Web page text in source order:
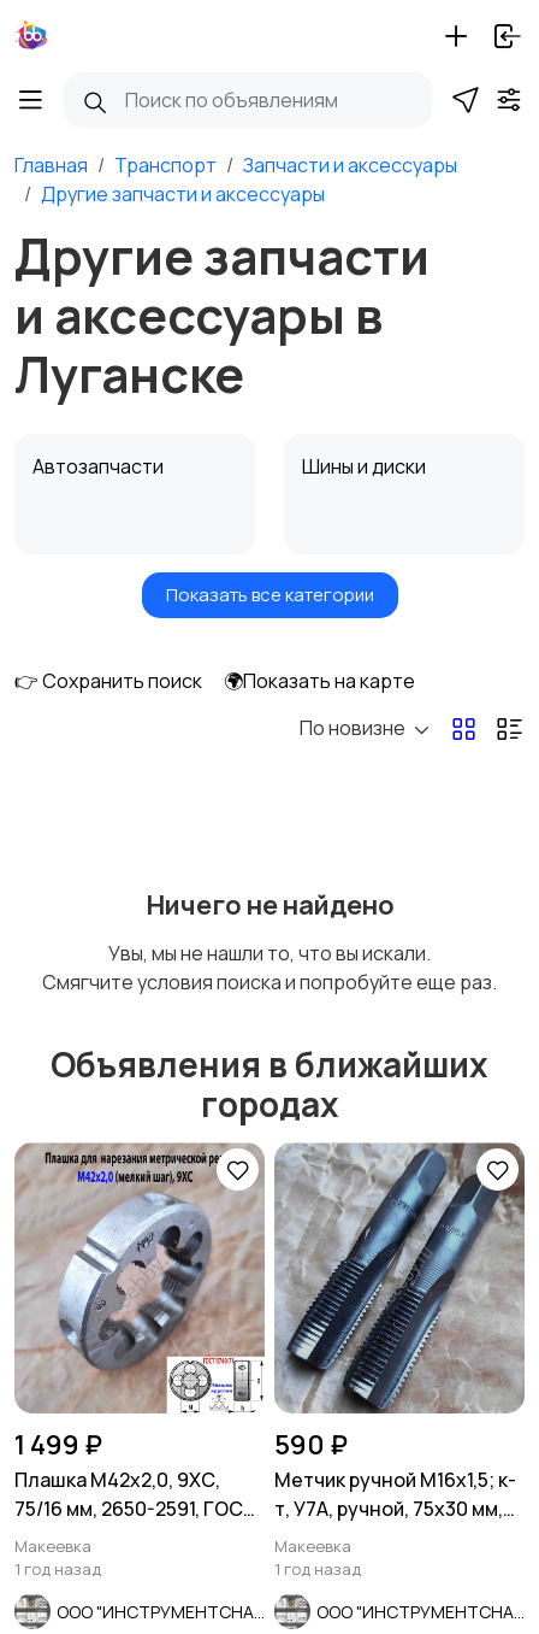
Главная Транспорт
Запчасти и аксессуары
Другие запчасти и аксессуары
Другие запчасти
и аксессуары в
Луганске
Автозапчасти Шины и диски
Масла и автохимия
Автоэлектроника и
Аудио и видео
фаркопы
и аксессуары
Мотозапчасти Мотоаксессуары
Показать все категории
👉 Сохранить поиск
🌍Показать на карте
По новизне
Ничего не найдено
Увы, мы не нашли то, что вы искали.
Смягчите условия поиска и попробуйте еще раз.
Объявления в ближайших
городах
1 499 ₽
Плашка М42х2,0, 9ХС,
75/16 мм, 2650-2591, ГОСТ
7740-71, СССР.
Макеевка
1 год назад
590 ₽
Метчик ручной М16х1,5; к-
т, У7А, ручной, 75х30 мм,
мелкий шаг, СССР.
Макеевка
1 год назад